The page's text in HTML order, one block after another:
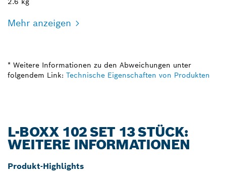
Mehr anzeigen
* Weitere Informationen zu den Abweichungen unter
folgendem Link: Technische Eigenschaften von Produkten
L-BOXX 102 SET 13 STÜCK:
WEITERE INFORMATIONEN
Produkt-Highlights